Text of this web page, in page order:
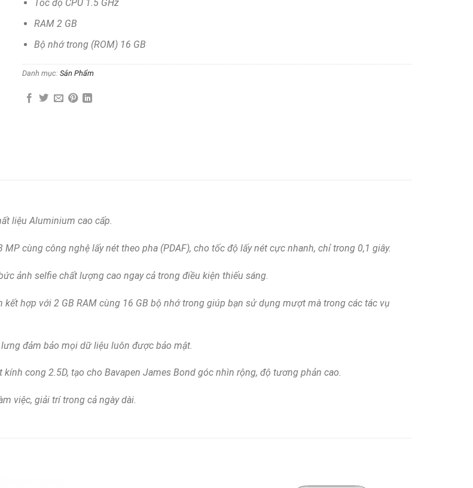
Tốc độ CPU 1.5 GHz
RAM 2 GB
Bộ nhớ trong (ROM) 16 GB
Danh mục: Sản Phẩm
liệu Aluminium cao cấp.
cùng công nghệ lấy nét theo pha (PDAF), cho tốc độ lấy nét cực nhanh, chỉ trong 0,1 giây.
ảnh selfie chất lượng cao ngay cả trong điều kiện thiếu sáng.
hợp với 2 GB RAM cùng 16 GB bộ nhớ trong giúp bạn sử dụng mượt mà trong các tác vụ
đảm bảo mọi dữ liệu luôn được bảo mật.
cong 2.5D, tạo cho Bavapen James Bond góc nhìn rộng, độ tương phản cao.
việc, giải trí trong cả ngày dài.